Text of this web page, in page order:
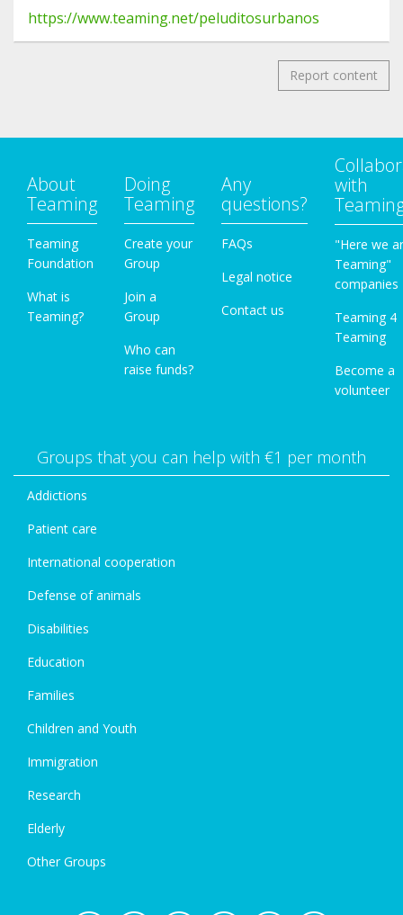
https://www.teaming.net/peluditosurbanos
Report content
About
Teaming
Teaming
Foundation
What is
Teaming?
Doing
Teaming
Create your
Group
Join a
Group
Who can
raise funds?
Any
questions?
FAQs
Legal notice
Contact us
with
"Here we
Teaming"
companies
Teaming 4
Teaming
Become a
volunteer
Groups that you can help with €1 per month
Addictions
Patient care
International cooperation
Defense of animals
Disabilities
Education
Families
Children and Youth
Immigration
Research
Elderly
Other Groups